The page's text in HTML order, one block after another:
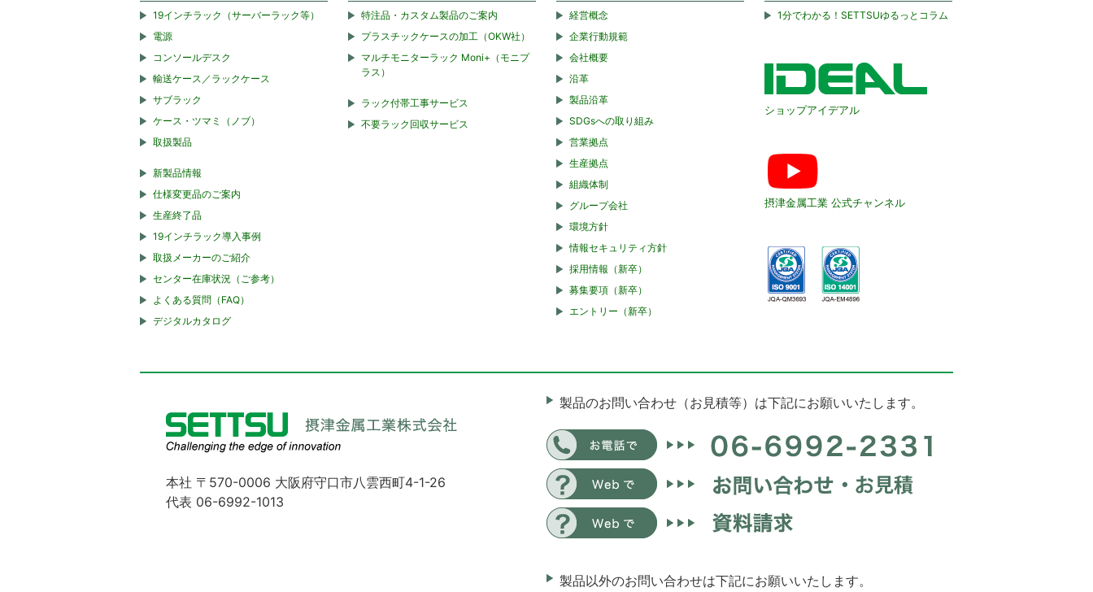
19インチラック（サーバーラック等）
電源
コンソールデスク
輸送ケース／ラックケース
サブラック
ケース・ツマミ（ノブ）
取扱製品
新製品情報
仕様変更品のご案内
生産終了品
19インチラック導入事例
取扱メーカーのご紹介
センター在庫状況（ご参考）
よくある質問（FAQ）
デジタルカタログ
特注品・カスタム製品のご案内
プラスチックケースの加工（OKW社）
マルチモニターラック Moni+（モニプ
ラス）
ラック付帯工事サービス
不要ラック回収サービス
経営概念
企業行動規範
会社概要
沿革
製品沿革
SDGsへの取り組み
営業拠点
生産拠点
組織体制
グループ会社
環境方針
情報セキュリティ方針
採用情報（新卒）
募集要項（新卒）
エントリー（新卒）
1分でわかる！SETTSUゆるっとコラム
ショップアイデアル
摂津金属工業 公式チャンネル
本社 〒570-0006 大阪府守口市八雲西町4-1-26
代表 06-6992-1013
製品のお問い合わせ（お見積等）は下記にお願いいたします。
製品以外のお問い合わせは下記にお願いいたします。